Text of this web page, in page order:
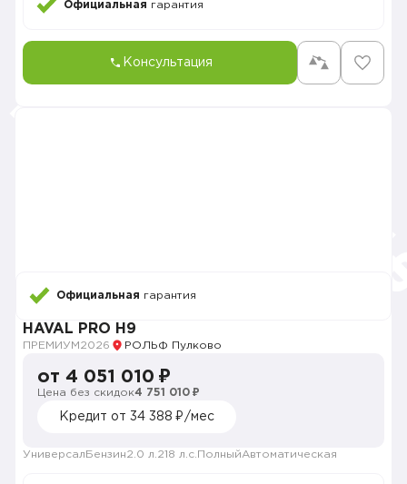
Официальная гарантия
Консультация
Официальная гарантия
HAVAL PRO H9
ПРЕМИУМ 2026 РОЛЬФ Пулково
от 4 051 010 ₽
Цена без скидок4 751 010 ₽
Кредит от 34 388 ₽/мес
Универсал Бензин2.0 л. 218 л.с. ПолныйАвтоматическая